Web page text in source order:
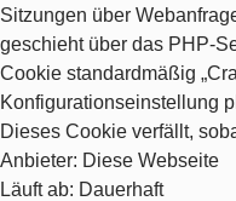
Sitzungen über
geschieht über das PHP-
Cookie standardmäßig
Konfigurationseinstellung
Dieses Cookie verfällt,
Anbieter: Diese Webseite
Läuft ab: Dauerhaft